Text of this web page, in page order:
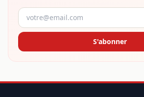
S'abonner